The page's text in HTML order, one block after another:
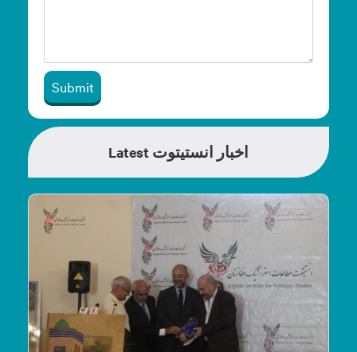
Submit
Latest اخبار انستیتوت